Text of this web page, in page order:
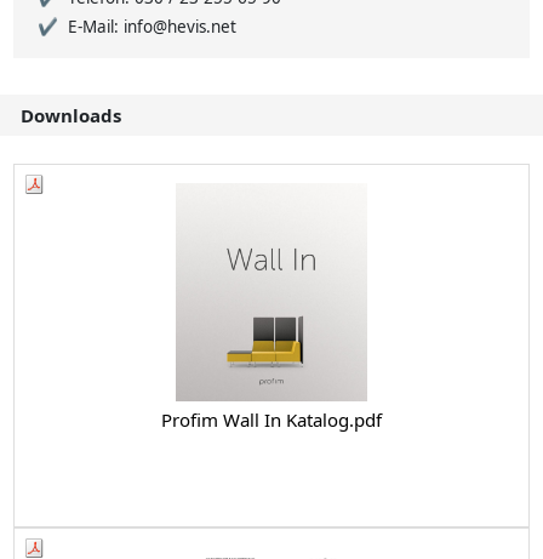
E-Mail: info@hevis.net
Downloads
Profim Wall In Katalog.pdf